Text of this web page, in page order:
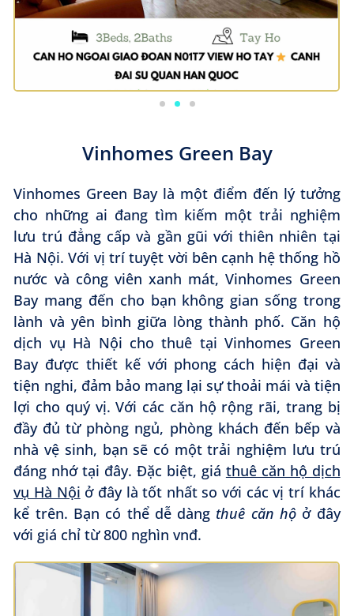
Vinhomes Green Bay
Vinhomes Green Bay là một điểm đến lý tưởng
cho những ai đang tìm kiếm một trải nghiệm
lưu trú đẳng cấp và gần gũi với thiên nhiên tại
Hà Nội. Với vị trí tuyệt vời bên cạnh hệ thống hồ
nước và công viên xanh mát, Vinhomes Green
Bay mang đến cho bạn không gian sống trong
lành và yên bình giữa lòng thành phố. Căn hộ
dịch vụ Hà Nội cho thuê tại Vinhomes Green
Bay được thiết kế với phong cách hiện đại và
tiện nghi, đảm bảo mang lại sự thoải mái và tiện
lợi cho quý vị. Với các căn hộ rộng rãi, trang bị
đầy đủ từ phòng ngủ, phòng khách đến bếp và
nhà vệ sinh, bạn sẽ có một trải nghiệm lưu trú
đáng nhớ tại đây. Đặc biệt, giá thuê căn hộ dịch
vụ Hà Nội ở đây là tốt nhất so với các vị trí khác
kể trên. Bạn có thể dễ dàng thuê căn hộ ở đây
với giá chỉ từ 800 nghìn vnđ.